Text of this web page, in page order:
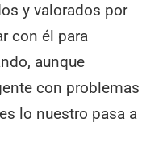
y valorados por
con él para
aunque
con problemas
lo nuestro pasa a